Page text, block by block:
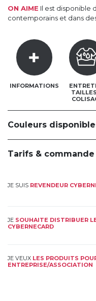
ON AIME Il est disponible
contemporains et dans
INFORMATIONS
Couleurs
Tarifs & commande
JE SUIS REVENDEUR
JE SOUHAITE DISTRIBUER
CYBERNECARD
JE VEUX LES PRODUITS
ENTREPRISE/ASSOCIATION